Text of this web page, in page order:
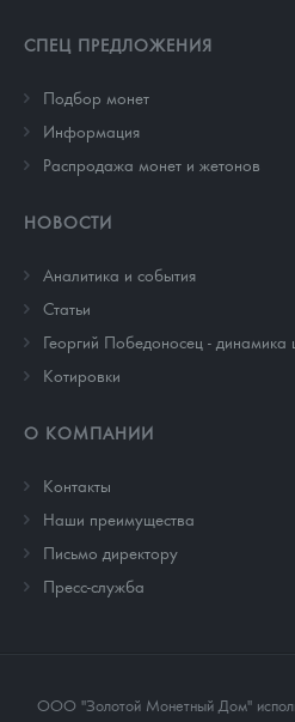
СПЕЦ ПРЕДЛОЖЕНИЯ
Подбор монет
Информация
Распродажа монет и жетонов
НОВОСТИ
Аналитика и события
Cтатьи
Георгий Победоносец - динамика
Котировки
О КОМПАНИИ
Контакты
Наши преимущества
Письмо директору
Пресс-служба
ООО "Золотой Монетный Дом"